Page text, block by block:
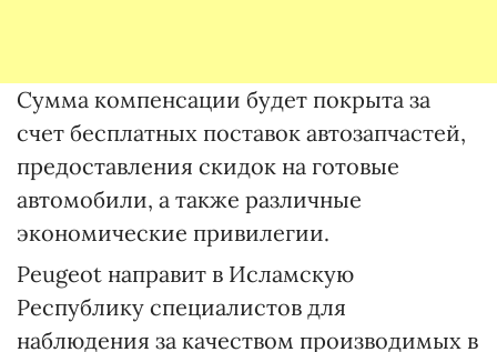
Сумма компенсации будет покрыта за
счет бесплатных поставок автозапчастей,
предоставления скидок на готовые
автомобили, а также различные
экономические привилегии.
Peugeot направит в Исламскую
Республику специалистов для
наблюдения за качеством производимых в